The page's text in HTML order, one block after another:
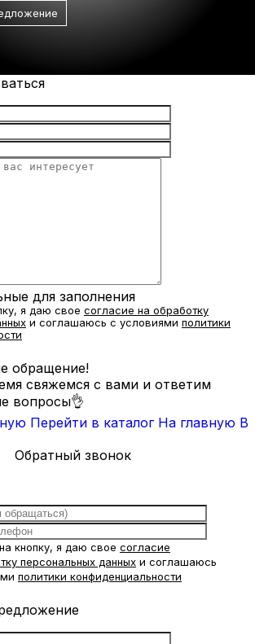
для заполнения
я даю свое согласие на обработку
и соглашаюсь с условиями политики
обращение!
свяжемся с вами и ответим
вопросы👌
Перейти в каталог На главную В
Обратный звонок
кнопку, я даю свое согласие
персональных данных и соглашаюсь
политики конфиденциальности